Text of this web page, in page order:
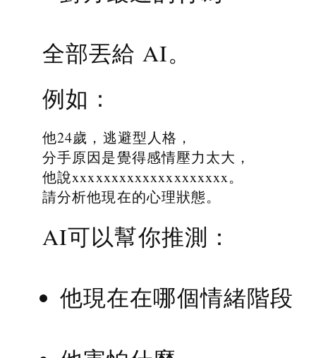
全部丟給 AI。
例如：
他24歲，逃避型人格，
分手原因是覺得感情壓力太大，
他說xxxxxxxxxxxxxxxxxxxx。
請分析他現在的心理狀態。
AI可以幫你推測：
他現在在哪個情緒階段